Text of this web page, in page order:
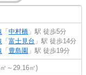
「 中村橋 」駅 徒歩5分
「 富士見台 」駅 徒歩14分
「 豊島園 」駅 徒歩19分
～29.16㎡)